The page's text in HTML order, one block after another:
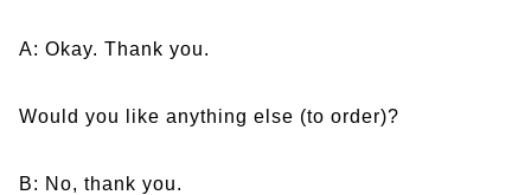
A: Okay. Thank you.
Would you like anything else (to order)?
B: No, thank you.